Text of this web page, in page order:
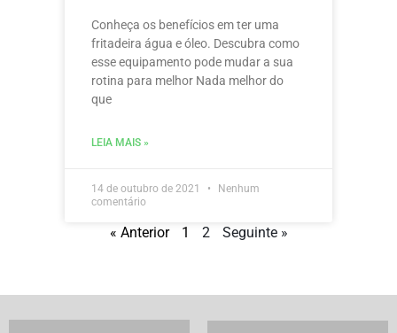
Conheça os benefícios em ter uma
fritadeira água e óleo. Descubra como
esse equipamento pode mudar a sua
rotina para melhor Nada melhor do
que
LEIA MAIS »
14 de outubro de 2021
Nenhum
comentário
« Anterior 1 2 Seguinte »